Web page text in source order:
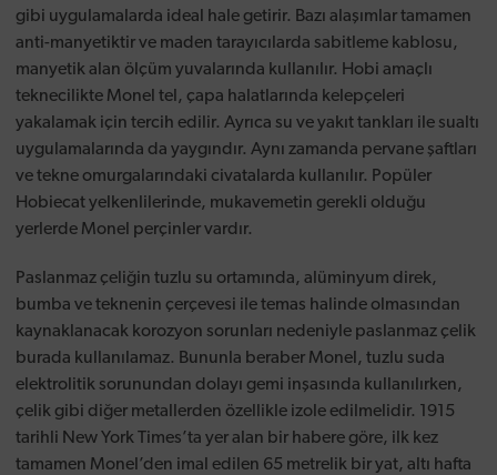
gibi uygulamalarda ideal hale getirir. Bazı alaşımlar tamamen
anti-manyetiktir ve maden tarayıcılarda sabitleme kablosu,
manyetik alan ölçüm yuvalarında kullanılır. Hobi amaçlı
teknecilikte Monel tel, çapa halatlarında kelepçeleri
yakalamak için tercih edilir. Ayrıca su ve yakıt tankları ile sualtı
uygulamalarında da yaygındır. Aynı zamanda pervane şaftları
ve tekne omurgalarındaki civatalarda kullanılır. Popüler
Hobiecat yelkenlilerinde, mukavemetin gerekli olduğu
yerlerde Monel perçinler vardır.
Paslanmaz çeliğin tuzlu su ortamında, alüminyum direk,
bumba ve teknenin çerçevesi ile temas halinde olmasından
kaynaklanacak korozyon sorunları nedeniyle paslanmaz çelik
burada kullanılamaz. Bununla beraber Monel, tuzlu suda
elektrolitik sorunundan dolayı gemi inşasında kullanılırken,
çelik gibi diğer metallerden özellikle izole edilmelidir. 1915
tarihli New York Times’ta yer alan bir habere göre, ilk kez
tamamen Monel’den imal edilen 65 metrelik bir yat, altı hafta